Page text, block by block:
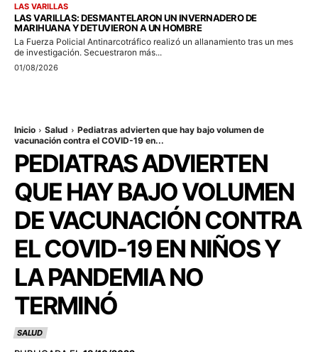
LAS VARILLAS
LAS VARILLAS: DESMANTELARON UN INVERNADERO DE
MARIHUANA Y DETUVIERON A UN HOMBRE
La Fuerza Policial Antinarcotráfico realizó un allanamiento tras un mes
de investigación. Secuestraron más...
01/08/2026